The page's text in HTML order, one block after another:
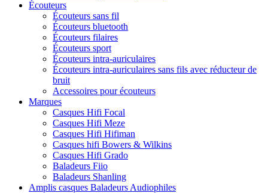
Écouteurs
Écouteurs sans fil
Écouteurs bluetooth
Écouteurs filaires
Écouteurs sport
Écouteurs intra-auriculaires
Écouteurs intra-auriculaires sans fils avec réducteur de
bruit
Accessoires pour écouteurs
Marques
Casques Hifi Focal
Casques Hifi Meze
Casques Hifi Hifiman
Casques hifi Bowers & Wilkins
Casques Hifi Grado
Baladeurs Fiio
Baladeurs Shanling
Amplis casques Baladeurs Audiophiles